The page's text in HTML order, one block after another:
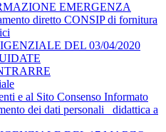
EMERGENZA
diretto CONSIP di fornitura
DEL 03/04/2020
e al Sito Consenso Informato
dei dati personali _didattica a